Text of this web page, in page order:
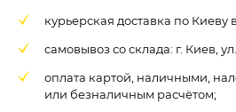
курьерская доставка по Киеву
самовывоз со склада: г. Киев,
оплата картой, наличными,
или безналичным расчётом;